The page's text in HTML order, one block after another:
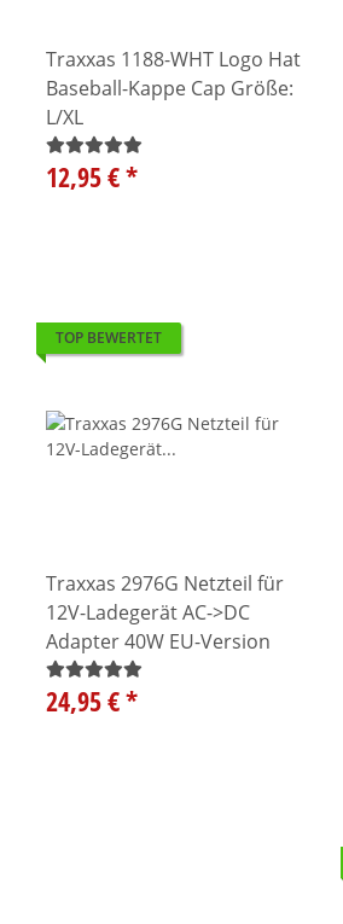
Traxxas 1188-WHT Logo Hat
Baseball-Kappe Cap Größe:
L/XL
12,95 €*
TOP BEWERTET
Traxxas 2976G Netzteil für
12V-Ladegerät AC->DC
Adapter 40W EU-Version
24,95 €*